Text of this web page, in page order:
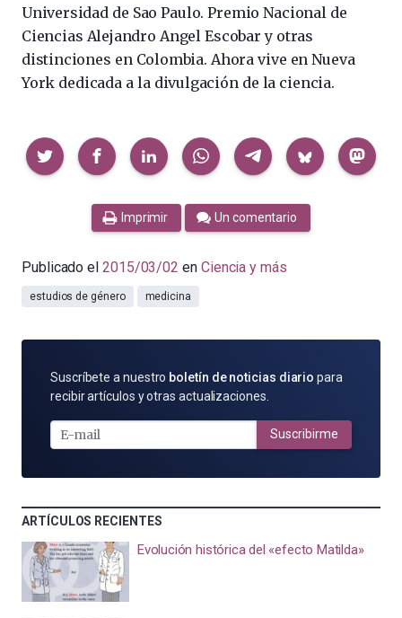
Universidad de Sao Paulo. Premio Nacional de
Ciencias Alejandro Angel Escobar y otras
distinciones en Colombia. Ahora vive en Nueva
York dedicada a la divulgación de la ciencia.
Compartir
Imprimir Un comentario
Publicado el 2015/03/02 en Ciencia y más
estudios de género medicina
SUSCRÍBETE
POR
MAIL
Suscríbete a nuestro boletín de noticias diario para
recibir artículos y otras actualizaciones.
Suscribirme
ARTÍCULOS RECIENTES
Evolución histórica del «efecto Matilda»